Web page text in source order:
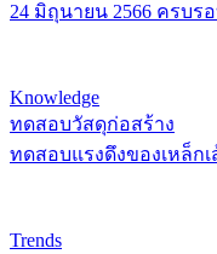
24 มิถุนายน 2566 ครบร
Knowledge
ทดสอบวัสดุก่อสร้าง
ทดสอบแรงดึงของเหล็ก
Trends